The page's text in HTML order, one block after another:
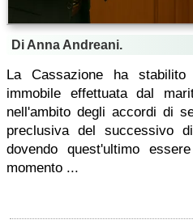
Di Anna Andreani.
La Cassazione ha
immobile effettuata dal
nell'ambito degli accordi di
preclusiva del successivo
dovendo quest'ultimo
momento ...